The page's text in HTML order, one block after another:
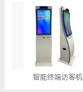
智能终端访客机